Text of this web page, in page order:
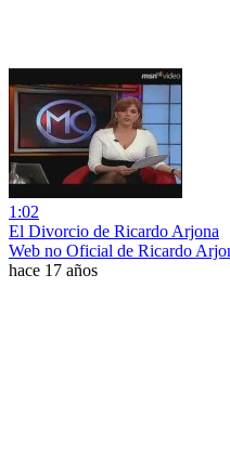
1:02
El Divorcio de Ricardo Arjona
Web no Oficial de Ricardo
hace 17 años